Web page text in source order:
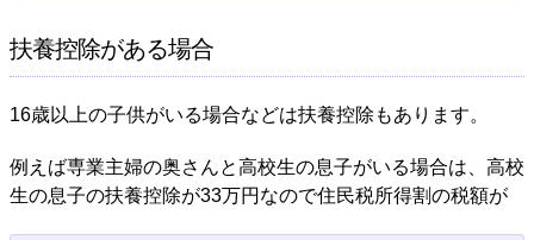
扶養控除がある場合
16歳以上の子供がいる場合などは扶養控除もあります。
例えば専業主婦の奥さんと高校生の息子がいる場合は、高校
生の息子の扶養控除が33万円なので住民税所得割の税額が